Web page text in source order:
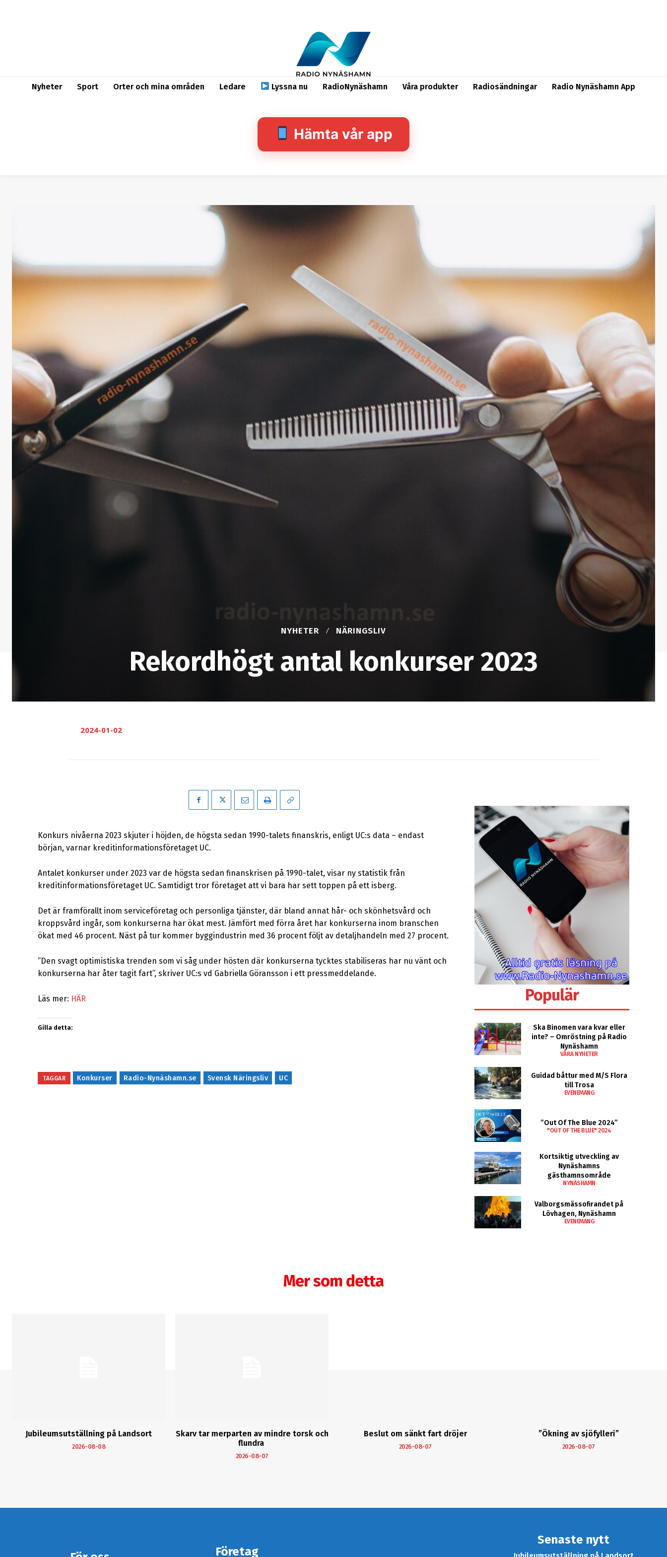
Nyheter Sport Orter och mina områden Ledare Lyssna nu RadioNynäshamn Våra produkter Radiosändningar Radio Nynäshamn App
Hämta vår app
NYHETER NÄRINGSLIV
Rekordhögt antal konkurser 2023
2024-01-02
Konkurs nivåerna 2023 skjuter i höjden, de högsta sedan 1990-talets finanskris, enligt UC:s data – endast
början, varnar kreditinformationsföretaget UC.
Antalet konkurser under 2023 var de högsta sedan finanskrisen på 1990-talet, visar ny statistik från
kreditinformationsföretaget UC. Samtidigt tror företaget att vi bara har sett toppen på ett isberg.
Det är framförallt inom serviceföretag och personliga tjänster, där bland annat hår- och skönhetsvård och
kroppsvård ingår, som konkurserna har ökat mest. Jämfört med förra året har konkurserna inom branschen
ökat med 46 procent. Näst på tur kommer byggindustrin med 36 procent följt av detaljhandeln med 27 procent.
”Den svagt optimistiska trenden som vi såg under hösten där konkurserna tycktes stabiliseras har nu vänt och
konkurserna har åter tagit fart”, skriver UC:s vd Gabriella Göransson i ett pressmeddelande.
Läs mer: HÄR
Gilla detta:
TAGGAR Konkurser Radio-Nynäshamn.se Svensk Näringsliv UC
Populär
Ska Binomen vara kvar eller
inte? – Omröstning på Radio
Nynäshamn
VÅRA NYHETER
Guidad båttur med M/S Flora
till Trosa
EVENEMANG
”Out Of The Blue 2024”
"OUT OF THE BLUE" 2024
Kortsiktig utveckling av
Nynäshamns
gästhamnsområde
NYNÄSHAMN
Valborgsmässofirandet på
Lövhagen, Nynäshamn
EVENEMANG
Mer som detta
Jubileumsutställning på Landsort
2026-08-08
Skarv tar merparten av mindre torsk och
flundra
2026-08-07
Beslut om sänkt fart dröjer
2026-08-07
”Ökning av sjöfylleri”
2026-08-07
Företag
Senaste nytt